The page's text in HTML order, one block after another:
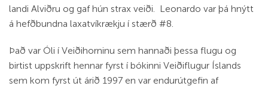
landi Alviðru og gaf hún strax veiði. Leonardo var þá hnýtt
á hefðbundna laxatvíkrækju í stærð #8.
Það var Óli í Veiðihorninu sem hannaði þessa flugu og
birtist uppskrift hennar fyrst í bókinni Veiðiflugur Íslands
sem kom fyrst út árið 1997 en var endurútgefin af